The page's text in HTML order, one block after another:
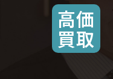
高価
買取